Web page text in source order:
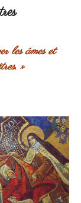
les âmes et
. »